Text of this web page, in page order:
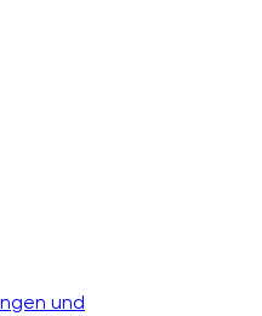
und